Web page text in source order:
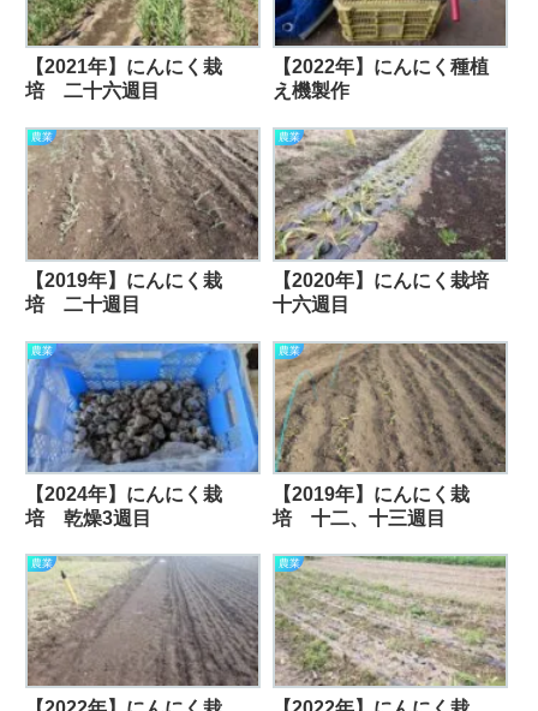
【2021年】にんにく栽
培 二十六週目
【2022年】にんにく種植
え機製作
農業
【2019年】にんにく栽
培 二十週目
農業
【2020年】にんにく栽培
十六週目
農業
【2024年】にんにく栽
培 乾燥3週目
農業
【2019年】にんにく栽
培 十二、十三週目
農業 農業